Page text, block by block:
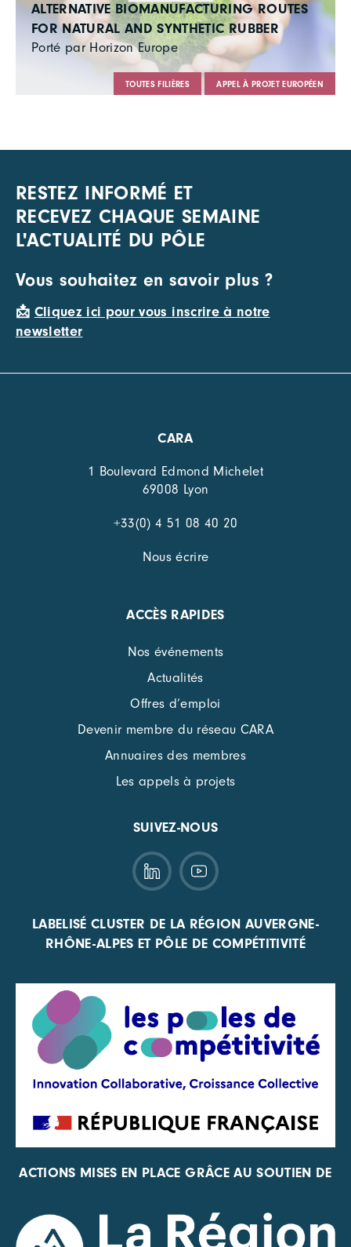
ALTERNATIVE BIOMANUFACTURING ROUTES
FOR NATURAL AND SYNTHETIC RUBBER
Porté par Horizon Europe
TOUTES FILIÈRES APPEL À PROJET EUROPÉEN
RESTEZ INFORMÉ ET
RECEVEZ CHAQUE SEMAINE
L'ACTUALITÉ DU PÔLE
Vous souhaitez en savoir plus ?
📩 Cliquez ici pour vous inscrire à notre
newsletter
CARA
1 Boulevard Edmond Michelet
69008 Lyon
+33(0) 4 51 08 40 20
Nous écrire
ACCÈS RAPIDES
Nos événements
Actualités
Offres d’emploi
Devenir membre du réseau CARA
Annuaires des membres
Les appels à projets
SUIVEZ-NOUS
LABELISÉ CLUSTER DE LA RÉGION AUVERGNE-
RHÔNE-ALPES ET PÔLE DE COMPÉTITIVITÉ
ACTIONS MISES EN PLACE GRÂCE AU SOUTIEN DE